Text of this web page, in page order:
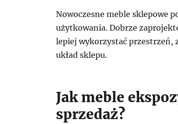
Nowoczesne meble sklepowe
użytkowania. Dobrze
lepiej wykorzystać przestrzeń,
układ sklepu.
Jak meble
sprzedaż?